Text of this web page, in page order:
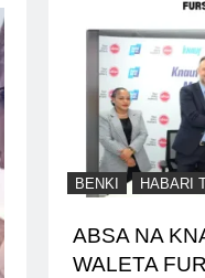
BENKI HABARI
ABSA NA
WALETA